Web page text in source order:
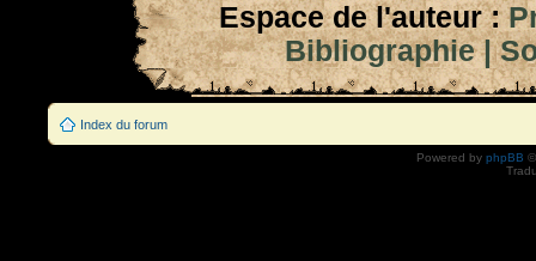
Espace de l'auteur :
Bibliographie|
Index du forum
Powered by phpBB